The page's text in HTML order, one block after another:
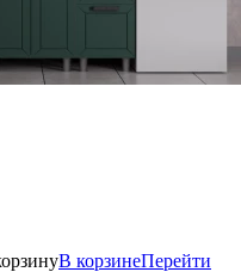
В корзинеПерейти